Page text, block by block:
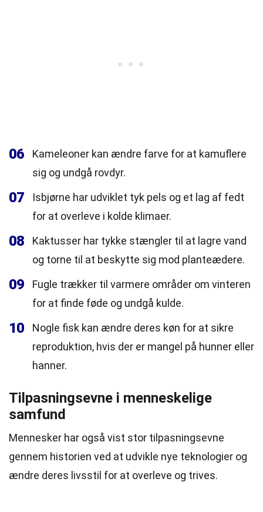
06
Kameleoner kan ændre farve for at kamuflere
sig og undgå rovdyr.
07
Isbjørne har udviklet tyk pels og et lag af fedt
for at overleve i kolde klimaer.
08
Kaktusser har tykke stængler til at lagre vand
og torne til at beskytte sig mod planteædere.
09
Fugle trækker til varmere områder om vinteren
for at finde føde og undgå kulde.
10
Nogle fisk kan ændre deres køn for at sikre
reproduktion, hvis der er mangel på hunner eller
hanner.
Tilpasningsevne i menneskelige
samfund
Mennesker har også vist stor tilpasningsevne
gennem historien ved at udvikle nye teknologier og
ændre deres livsstil for at overleve og trives.